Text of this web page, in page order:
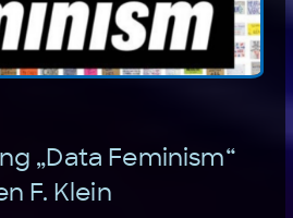
„Data Feminism“
F. Klein